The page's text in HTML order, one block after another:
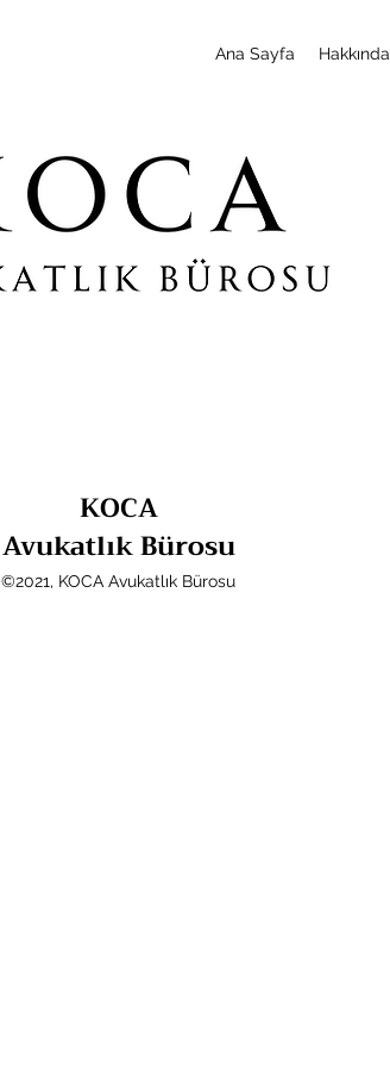
Ana Sayfa Hakkında
KOCA
Avukatlık Bürosu
©2021, KOCA Avukatlık Bürosu